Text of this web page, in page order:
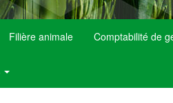
Filière animale Comptabilité de